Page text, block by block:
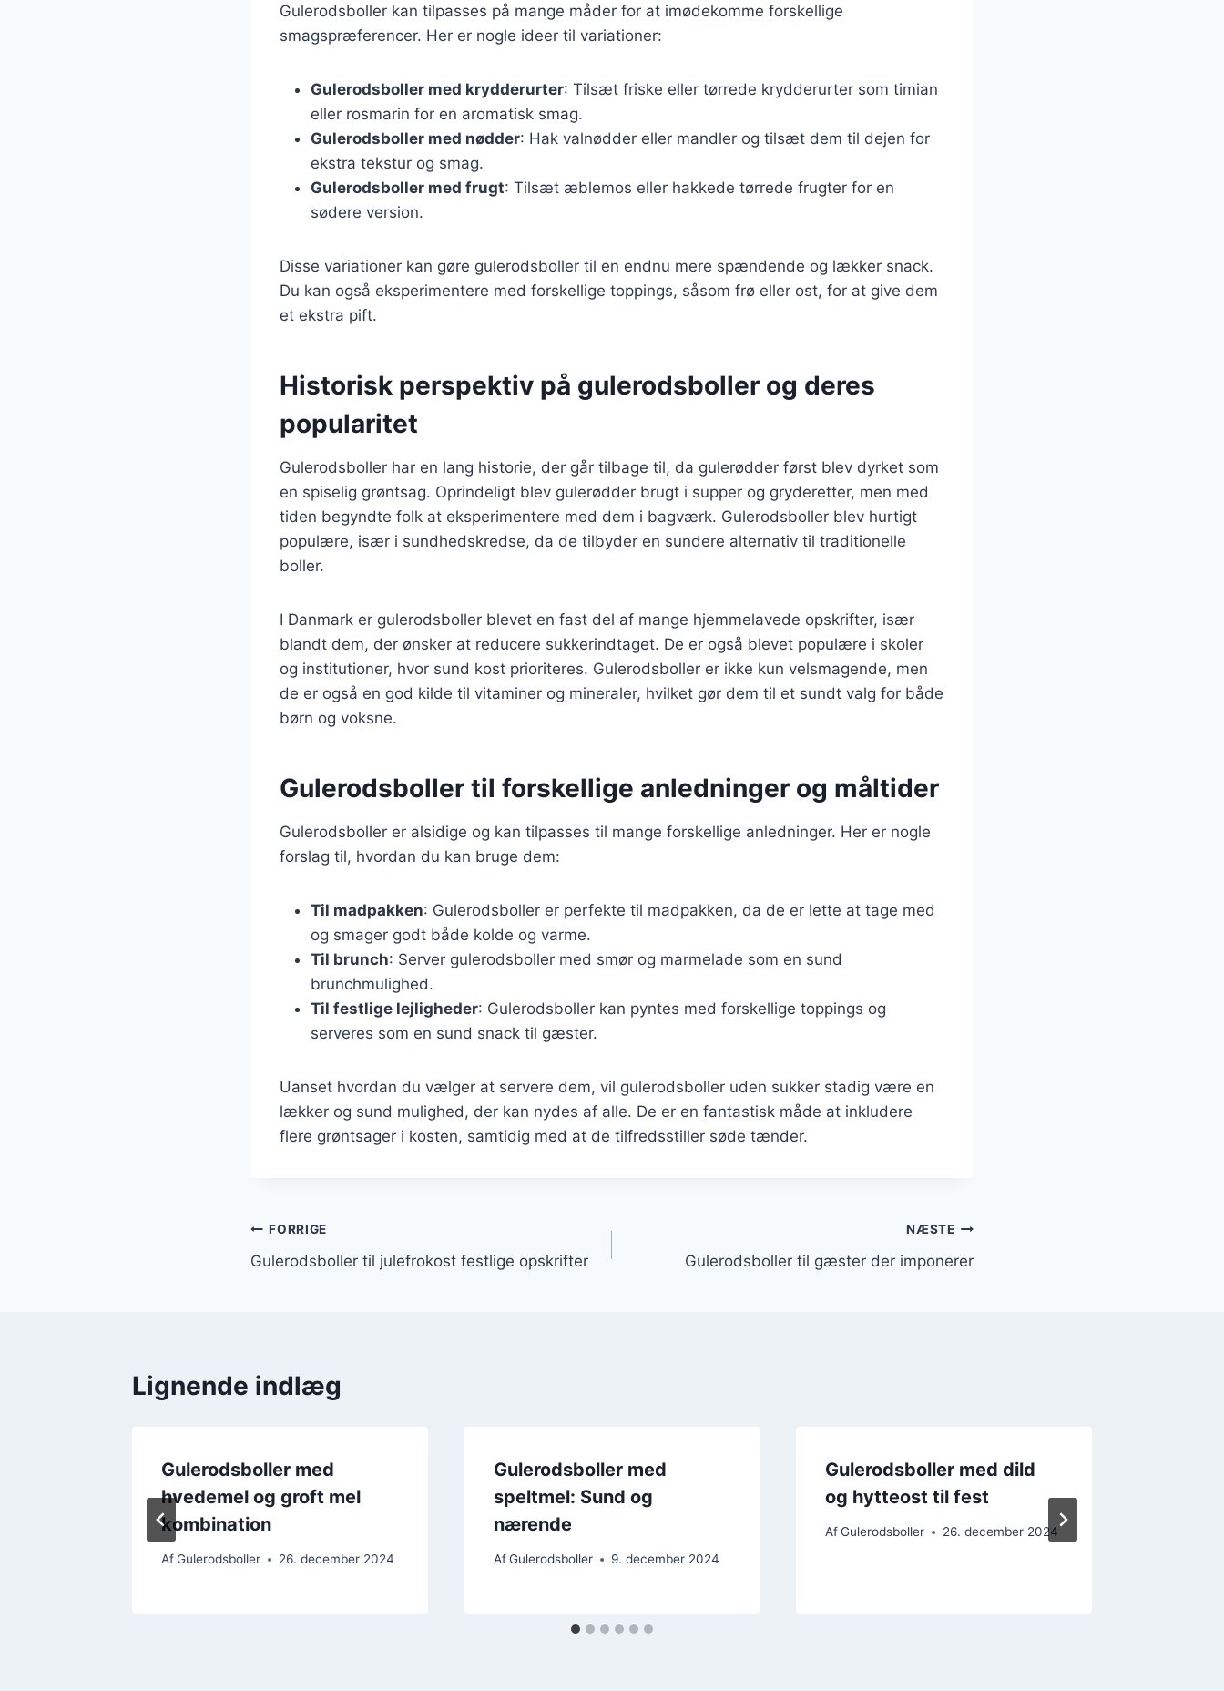
Gulerodsboller kan tilpasses på mange måder for at imødekomme forskellige
smagspræferencer. Her er nogle ideer til variationer:
Gulerodsboller med krydderurter: Tilsæt friske eller tørrede krydderurter som timian
eller rosmarin for en aromatisk smag.
Gulerodsboller med nødder: Hak valnødder eller mandler og tilsæt dem til dejen for
ekstra tekstur og smag.
Gulerodsboller med frugt: Tilsæt æblemos eller hakkede tørrede frugter for en
sødere version.
Disse variationer kan gøre gulerodsboller til en endnu mere spændende og lækker snack.
Du kan også eksperimentere med forskellige toppings, såsom frø eller ost, for at give dem
et ekstra pift.
Historisk perspektiv på gulerodsboller og deres
popularitet
Gulerodsboller har en lang historie, der går tilbage til, da gulerødder først blev dyrket som
en spiselig grøntsag. Oprindeligt blev gulerødder brugt i supper og gryderetter, men med
tiden begyndte folk at eksperimentere med dem i bagværk. Gulerodsboller blev hurtigt
populære, især i sundhedskredse, da de tilbyder en sundere alternativ til traditionelle
boller.
I Danmark er gulerodsboller blevet en fast del af mange hjemmelavede opskrifter, især
blandt dem, der ønsker at reducere sukkerindtaget. De er også blevet populære i skoler
og institutioner, hvor sund kost prioriteres. Gulerodsboller er ikke kun velsmagende, men
de er også en god kilde til vitaminer og mineraler, hvilket gør dem til et sundt valg for både
børn og voksne.
Gulerodsboller til forskellige anledninger og måltider
Gulerodsboller er alsidige og kan tilpasses til mange forskellige anledninger. Her er nogle
forslag til, hvordan du kan bruge dem:
Til madpakken: Gulerodsboller er perfekte til madpakken, da de er lette at tage med
og smager godt både kolde og varme.
Til brunch: Server gulerodsboller med smør og marmelade som en sund
brunchmulighed.
Til festlige lejligheder: Gulerodsboller kan pyntes med forskellige toppings og
serveres som en sund snack til gæster.
Uanset hvordan du vælger at servere dem, vil gulerodsboller uden sukker stadig være en
lækker og sund mulighed, der kan nydes af alle. De er en fantastisk måde at inkludere
flere grøntsager i kosten, samtidig med at de tilfredsstiller søde tænder.
Indlægsnavigation
FORRIGE
Gulerodsboller til julefrokost festlige opskrifter
NÆSTE
Gulerodsboller til gæster der imponerer
Lignende indlæg
Gulerodsboller med
hvedemel og groft mel
kombination
AfGulerodsboller 26. december 2024
Gulerodsboller med
speltmel: Sund og
nærende
Af Gulerodsboller 9. december 2024
Gulerodsboller med dild
og hytteost til fest
Af Gulerodsboller 26. december 2024